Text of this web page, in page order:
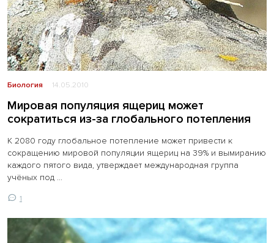
Биология 14.05.2010
Мировая популяция ящериц может
сократиться из-за глобального потепления
К 2080 году глобальное потепление может привести к
сокращению мировой популяции ящериц на 39% и вымиранию
каждого пятого вида, утверждает международная группа
учёных под ...
1